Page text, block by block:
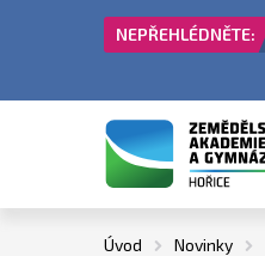
PŘIJÍMACÍ ŘÍZENÍ
Úvod Novinky